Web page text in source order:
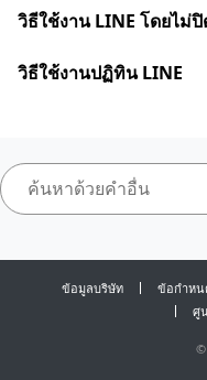
วิธีใช้งาน LINE โดยไม่
วิธีใช้งานปฏิทิน LINE
ข้อมูลบริษัท ข้อกำหน
ศู
©